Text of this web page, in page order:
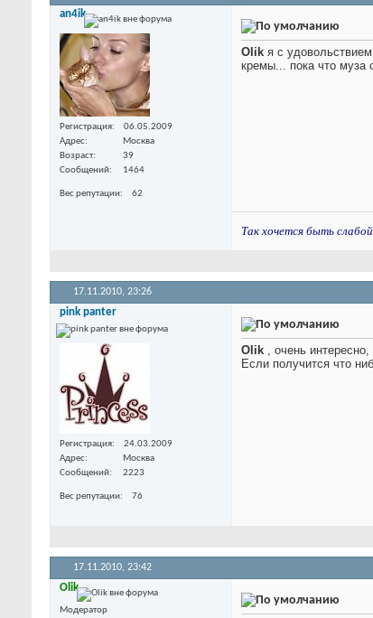
an4ik
Регистрация
06.05.2009
Адрес
Москва
Возраст
39
Сообщений
1464
Вес репутации 62
Olik я с
кремы... пока что муза
Так хочется быть
17.11.2010, 23:26
pink panter
Регистрация
24.03.2009
Адрес
Москва
Сообщений
2223
Вес репутации 76
Olik , очень
Если получится что
17.11.2010, 23:42
Olik
Модератор